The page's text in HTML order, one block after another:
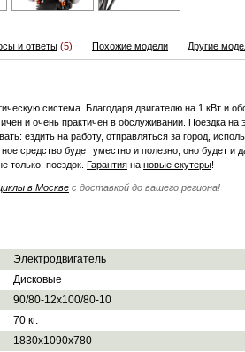
и ответы (5) Похожие модели Другие
система. Благодаря двигателю на 1 кВт и
и очень практичен в обслуживании. Поездка на
ездить на работу, отправляться за город,
средство будет уместно и полезно, оно будет и
только, поездок. Гарантия на новые скутеры!
в Москве с доставкой до вашего региона!
Электродвигатель
Дисковые
90/80-12x100/80-10
70 кг.
1830x1090x780